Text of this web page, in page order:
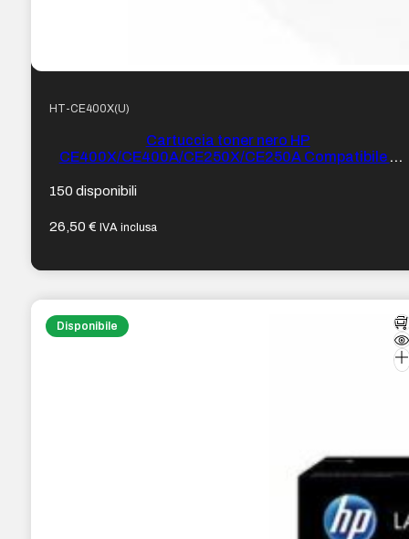
HT-CE400X(U)
Cartuccia toner nero HP
CE400X/CE400A/CE250X/CE250A Compatibile –
150 disponibili
26,50€ IVA inclusa
Disponibile